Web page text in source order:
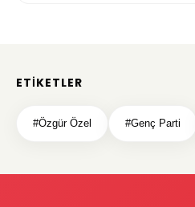
ETIKETLER
#Özgür Özel #Genç Parti